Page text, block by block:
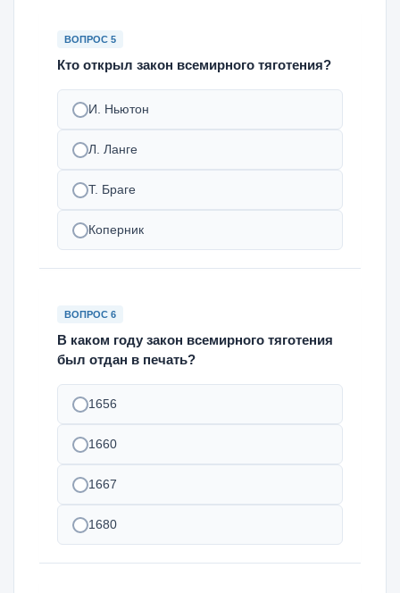
ВОПРОС 5
Кто открыл закон всемирного тяготения?
И. Ньютон
Л. Ланге
Т. Браге
Коперник
ВОПРОС 6
В каком году закон всемирного тяготения
был отдан в печать?
1656
1660
1667
1680